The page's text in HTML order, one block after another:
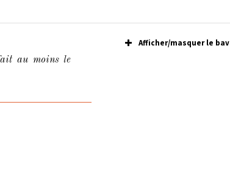
au moins le
Afficher/masquer le